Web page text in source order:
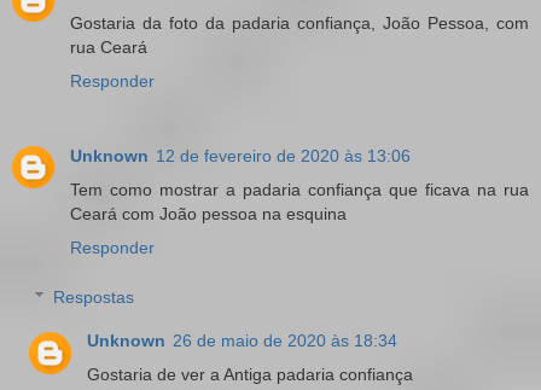
Gostaria da foto da padaria confiança, João Pessoa, com
rua Ceará
Responder
Unknown 12 de fevereiro de 2020 às 13:06
Tem como mostrar a padaria confiança que ficava na rua
Ceará com João pessoa na esquina
Responder
Respostas
Unknown 26 de maio de 2020 às 18:34
Gostaria de ver a Antiga padaria confiança